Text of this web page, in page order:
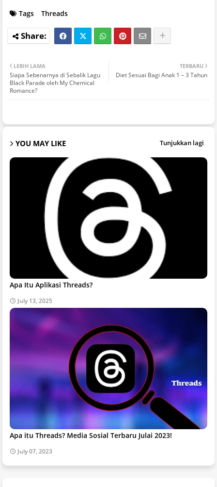
Tags Threads
TERBARU
Diet Sesuai Bagi Anak 1 – 3 Tahun
LEBIH LAMA
Siapa Sebenarnya di Sebalik Lagu
Black Parade oleh My Chemical
Romance?
YOU MAY LIKE Tunjukkan lagi
Apa Itu Aplikasi Threads?
July 13, 2025
Apa itu Threads? Media Sosial Terbaru Julai 2023!
July 07, 2023